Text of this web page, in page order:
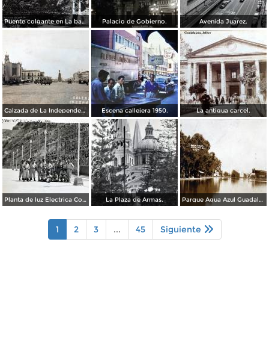
Puente colgante en La barranca de Oblatos. Palacio de Gobierno. Avenida Juarez.
Calzada de La Independencia Guadalajara, Jalisco. ( Circulada el 10 de Febrero de 1931 ). Escena callejera 1950. La antigua carcel.
Planta de luz Electrica Colimilla. ( Fechada el 1 de Octubre de 1950 ). La Plaza de Armas. Parque Agua Azul Guadalajara, Jalisco.
1 2 3 ... 45 Siguiente